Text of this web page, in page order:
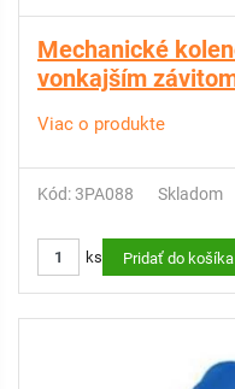
Mechanické
vonkajším
Viac o produkte
Kód: 3PA088 Skladom
ks Pridať do košíka